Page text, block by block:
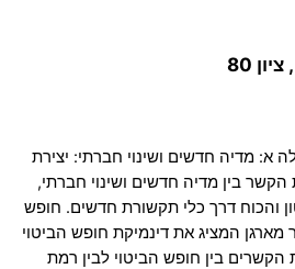
א: מדיה חדשים ושינוי חברתי: יצירת
בין מדיה חדשים ושינוי חברתי,
והכוח דרך כלי תקשורת חדשים. חופש
מארגן המציג את דינמיקת חופש הביטוי
בין חופש הביטוי לבין רמת